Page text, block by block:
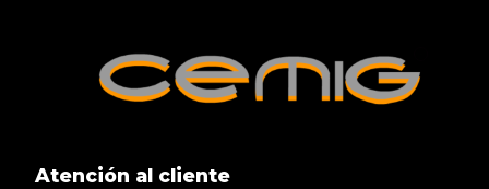
Atención al cliente